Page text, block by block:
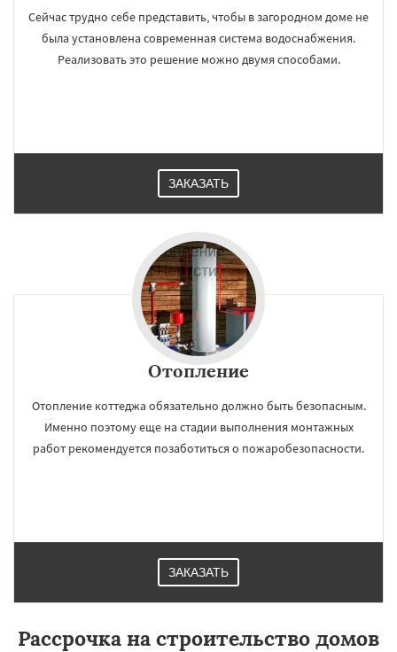
Сейчас трудно себе представить, чтобы в загородном доме не
была установлена современная система водоснабжения.
Реализовать это решение можно двумя способами.
ЗАКАЗАТЬ
Отопление
Отопление коттеджа обязательно должно быть безопасным.
Именно поэтому еще на стадии выполнения монтажных
работ рекомендуется позаботиться о пожаробезопасности.
ЗАКАЗАТЬ
Рассрочка на строительство домов